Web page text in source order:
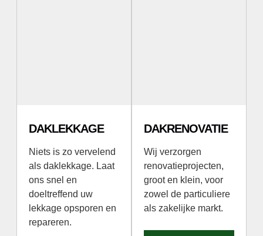
DAKLEKKAGE
Niets is zo vervelend
als daklekkage. Laat
ons snel en
doeltreffend uw
lekkage opsporen en
repareren.
DAKRENOVATIE
Wij verzorgen
renovatieprojecten,
groot en klein, voor
zowel de particuliere
als zakelijke markt.